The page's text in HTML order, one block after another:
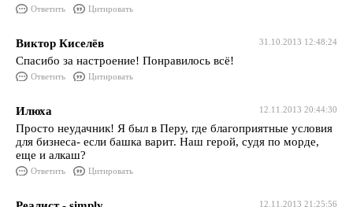
Ответить Цитировать
31.10.2013 12:48:24
Виктор Киселёв
Спасибо за настроение! Понравилось всё!
Ответить Цитировать
12.11.2013 20:44:30
Илюха
Просто неудачник! Я был в Перу, где благоприятные условия
для бизнеса- если башка варит. Наш герой, судя по морде,
еще и алкаш?
Ответить Цитировать
12.11.2013 21:25:56